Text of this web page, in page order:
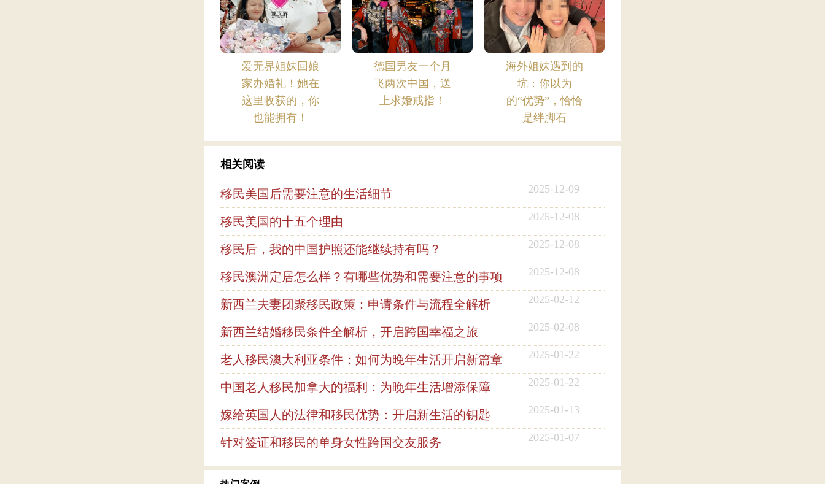
爱无界姐妹回娘
家办婚礼！她在
这里收获的，你
也能拥有！
德国男友一个月
飞两次中国，送
上求婚戒指！
海外姐妹遇到的
坑：你以为
的“优势”，恰恰
是绊脚石
相关阅读
移民美国后需要注意的生活细节 2025-12-09
移民美国的十五个理由 2025-12-08
移民后，我的中国护照还能继续持有吗？ 2025-12-08
移民澳洲定居怎么样？有哪些优势和需要注意的事项 2025-12-08
新西兰夫妻团聚移民政策：申请条件与流程全解析 2025-02-12
新西兰结婚移民条件全解析，开启跨国幸福之旅 2025-02-08
老人移民澳大利亚条件：如何为晚年生活开启新篇章 2025-01-22
中国老人移民加拿大的福利：为晚年生活增添保障 2025-01-22
嫁给英国人的法律和移民优势：开启新生活的钥匙 2025-01-13
针对签证和移民的单身女性跨国交友服务 2025-01-07